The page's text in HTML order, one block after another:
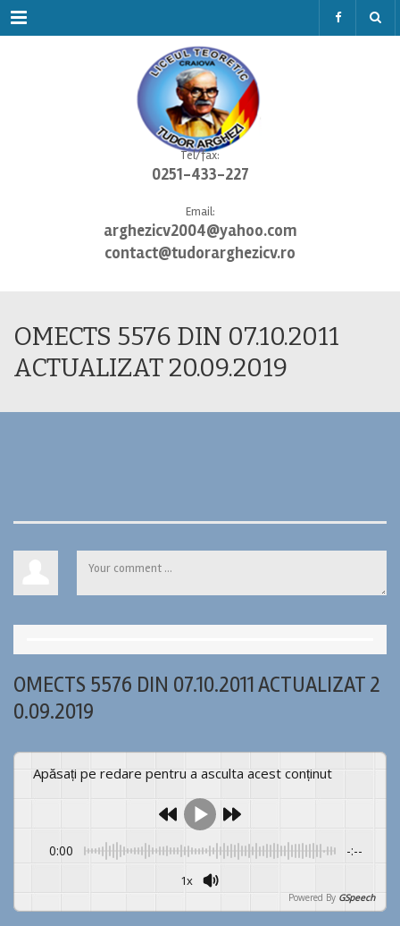
Menu
Tel/fax:
0251-433-227
Email:
arghezicv2004@yahoo.com
contact@tudorarghezicv.ro
OMECTS 5576 DIN 07.10.2011
ACTUALIZAT 20.09.2019
OMECTS 5576 DIN 07.10.2011 ACTUALIZAT 2
0.09.2019
Apăsați pe redare pentru a asculta acest conținut
0:00 -:--
1x
Powered By GSpeech